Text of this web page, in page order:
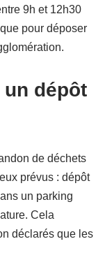
9h et 12h30
pour déposer
dépôt
de déchets
prévus : dépôt
un parking
Cela
déclarés que les